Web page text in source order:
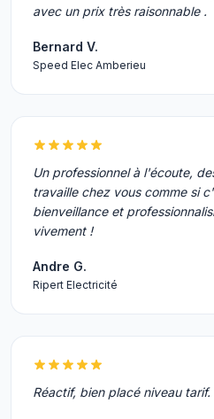
avec un prix très raisonnable .
Bernard V.
Speed Elec Amberieu
Un professionnel à l'écoute,
travaille chez vous comme si
bienveillance et
vivement !
Andre G.
Ripert Electricité
Réactif, bien placé niveau